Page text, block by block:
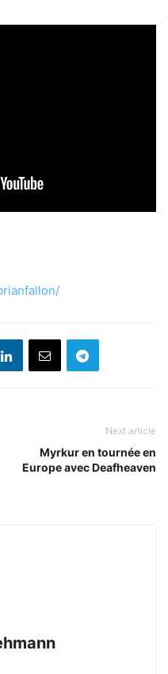
Next article
Myrkur en tournée en
Europe avec Deafheaven